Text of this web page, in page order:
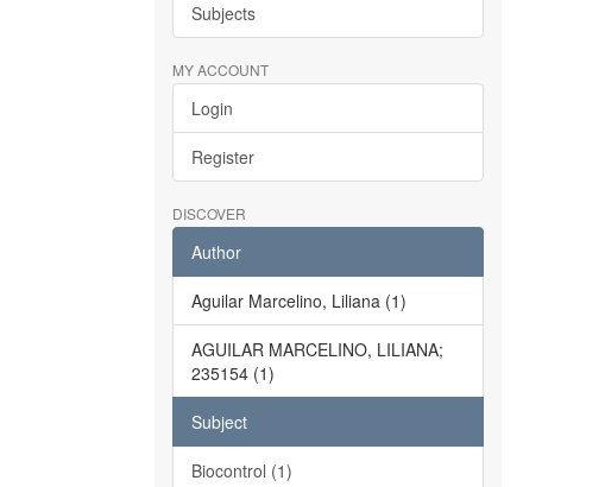
Subjects
MY ACCOUNT
Login
Register
DISCOVER
Author
Aguilar Marcelino, Liliana (1)
AGUILAR MARCELINO, LILIANA;
235154 (1)
Subject
Biocontrol (1)